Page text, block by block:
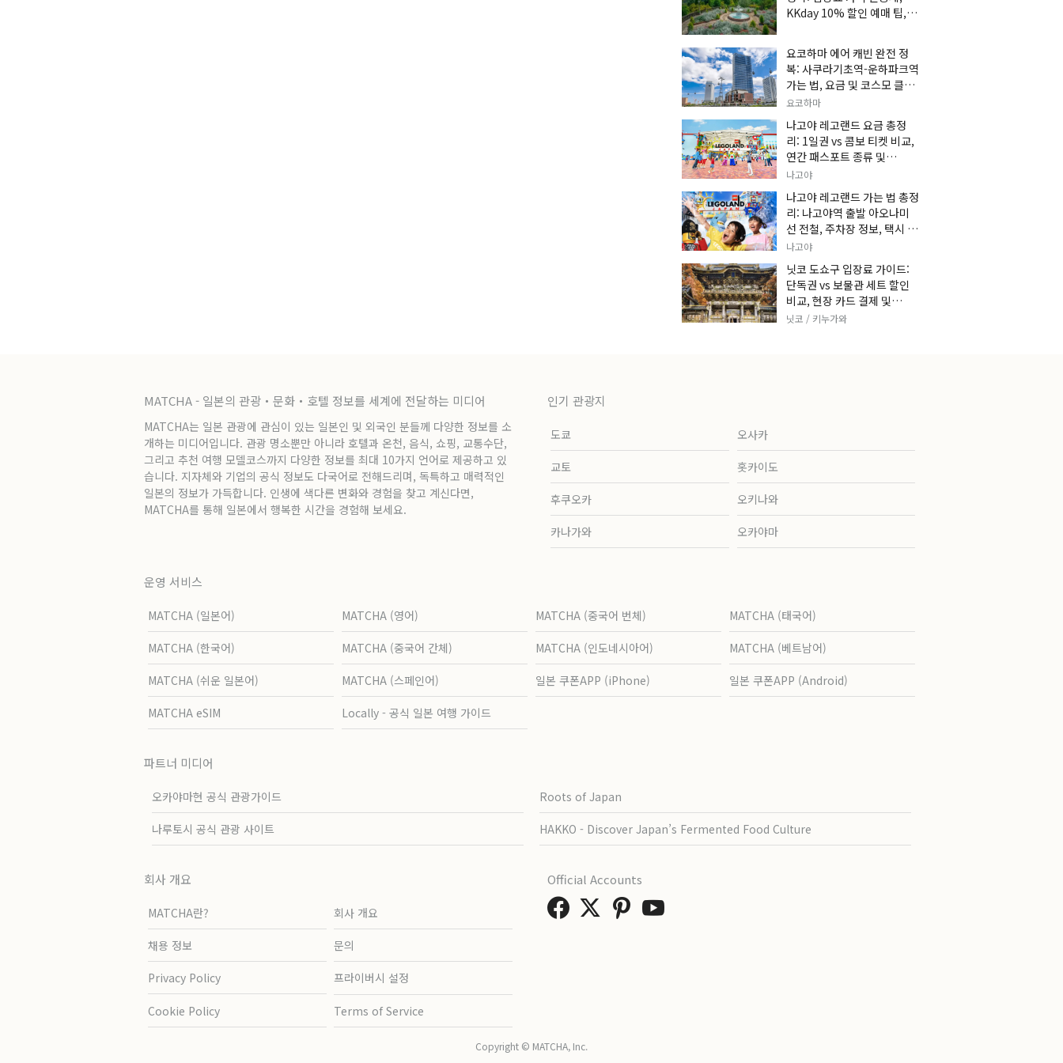
KKday 10% 할인 예매 팁, 쿠
요코하마 에어 캐빈 완전 정
복: 사쿠라기초역-운하파크역
가는 법, 요금 및 코스모 클락
세트권 할인, 추천 관광 코스
총정리
요코하마
나고야 레고랜드 요금 총정
리: 1일권 vs 콤보 티켓 비교,
연간 패스포트 종류 및
KKday 온라인 사전 할인 예
매 팁
나고야
나고야 레고랜드 가는 법 총정
리: 나고야역 출발 아오나미
선 전철, 주차장 정보, 택시 요
금 및 입장권 예약 팁
나고야
닛코 도쇼구 입장료 가이드:
단독권 vs 보물관 세트 할인
비교, 현장 카드 결제 및
KKday 사전 예매 팁
닛코 / 키누가와
MATCHA - 일본의 관광・문화・호텔 정보를 세계에 전달하는 미디어
MATCHA는 일본 관광에 관심이 있는 일본인 및 외국인 분들께 다양한 정보를 소
개하는 미디어입니다. 관광 명소뿐만 아니라 호텔과 온천, 음식, 쇼핑, 교통수단,
그리고 추천 여행 모델코스까지 다양한 정보를 최대 10가지 언어로 제공하고 있
습니다. 지자체와 기업의 공식 정보도 다국어로 전해드리며, 독특하고 매력적인
일본의 정보가 가득합니다. 인생에 색다른 변화와 경험을 찾고 계신다면,
MATCHA를 통해 일본에서 행복한 시간을 경험해 보세요.
인기 관광지
도쿄 오사카
교토 홋카이도
후쿠오카 오키나와
카나가와 오카야마
운영 서비스
MATCHA (일본어) MATCHA (영어) MATCHA (중국어 번체) MATCHA (태국어)
MATCHA (한국어) MATCHA (중국어 간체) MATCHA (인도네시아어) MATCHA (베트남어)
MATCHA (쉬운 일본어) MATCHA (스페인어) 일본 쿠폰APP (iPhone) 일본 쿠폰APP (Android)
MATCHA eSIM Locally - 공식 일본 여행 가이드
파트너 미디어
오카야마현 공식 관광가이드 Roots of Japan
나루토시 공식 관광 사이트 HAKKO - Discover Japan’s Fermented Food Culture
회사 개요
MATCHA란? 회사 개요
채용 정보 문의
Privacy Policy 프라이버시 설정
Cookie Policy Terms of Service
Official Accounts
Copyright © MATCHA, Inc.